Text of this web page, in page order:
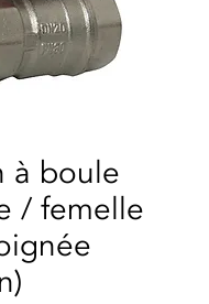
à boule
/ femelle